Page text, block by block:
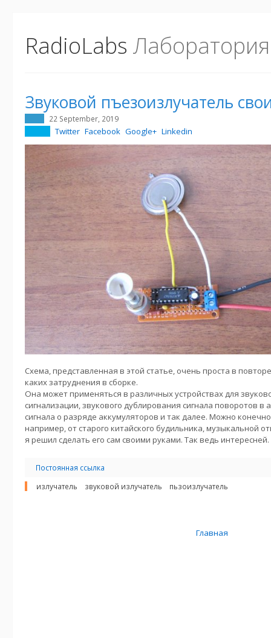
RadioLabs
Звуковой пъезоизлучатель
22 September, 2019
Twitter Facebook Google+ Linkedin
Схема, представленная в этой статье, очень проста в
каких затруднения в сборке.
Она может применяться в различных устройствах для
сигнализации, звукового дублирования сигнала поворотов в
сигнала о разряде аккумуляторов и так далее. Можно
например, от старого китайского будильника, музыкальной
я решил сделать его сам своими руками. Так ведь интересней.
Постоянная ссылка
излучатель
звуковой излучатель пьзоизлучатель
Главная